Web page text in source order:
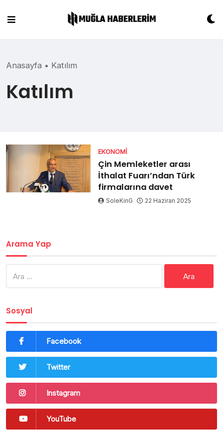
content
Anasayfa • Katılım
Katılım
EKONOMI
Çin Memleketler arası
İthalat Fuarı’ndan Türk
firmalarına davet
SoleKinG 22 Haziran 2025
Arama Yap
Sosyal
Facebook
Twitter
Instagram
YouTube